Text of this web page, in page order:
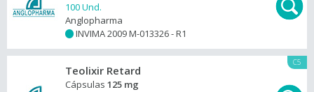
100 Und.
Anglopharma
INVIMA 2009 M-013326 - R1
C5
Teolixir Retard
Cápsulas 125 mg